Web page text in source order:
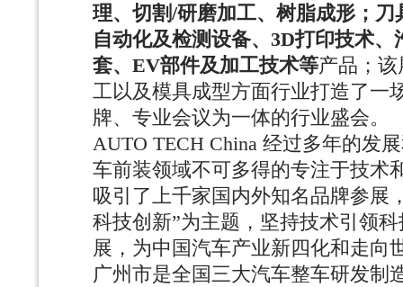
理、切割/研磨加工、树脂成形；刀
自动化及检测设备、3D打印技术、
套、EV部件及加工技术等产品；该
工以及模具成型方面行业打造了一
牌、专业会议为一体的行业盛会。
AUTO TECH China 经过多年的发
车前装领域不可多得的专注于技术
吸引了上千家国内外知名品牌参展
科技创新”为主题，坚持技术引领
展，为中国汽车产业新四化和走向
广州市是全国三大汽车整车研发制